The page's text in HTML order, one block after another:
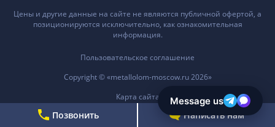
Позвонить Написать нам
Цены и другие данные на сайте не являются публичной офертой, а
позиционируются исключительно, как ознакомительная
информация.
Пользовательское соглашение
Copyright © «metallolom-moscow.ru 2026»
Карта сайта